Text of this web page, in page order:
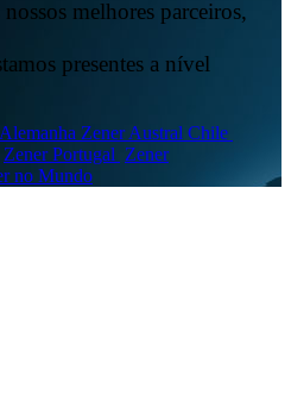
nossos melhores parceiros,
presentes a nível
Zener Austral Chile
Zener Portugal Zener
no Mundo